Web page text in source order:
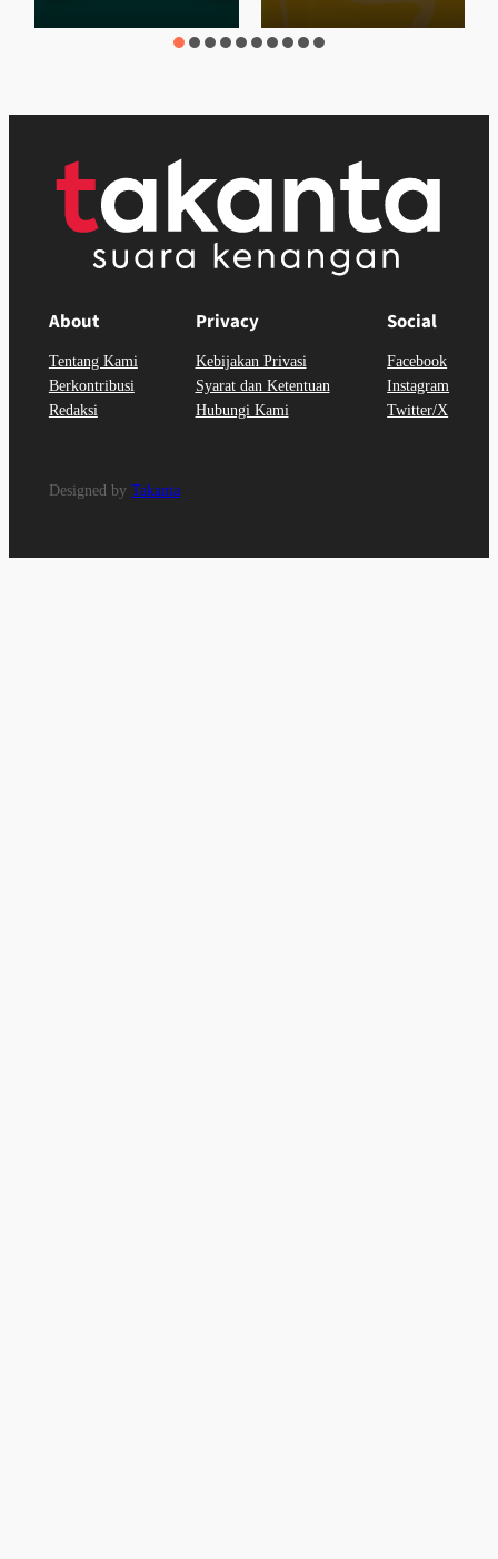
About
Tentang Kami
Berkontribusi
Redaksi
Privacy
Kebijakan Privasi
Syarat dan Ketentuan
Hubungi Kami
Social
Facebook
Instagram
Twitter/X
Designed by Takanta